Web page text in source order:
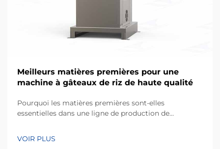
Meilleurs matières premières pour une
machine à gâteaux de riz de haute qualité
Pourquoi les matières premières sont-elles
essentielles dans une ligne de production de
transformation de collations, l’un des facteurs les plus
VOIR PLUS